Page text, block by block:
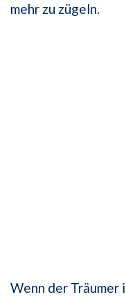
mehr zu zügeln.
Wenn der Träumer